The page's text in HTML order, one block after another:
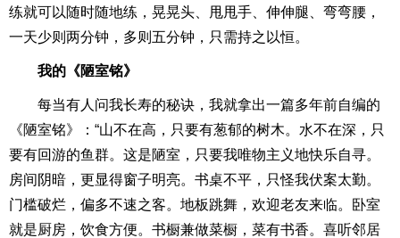
练就可以随时随地练，晃晃头、甩甩手、伸伸腿、弯弯腰，
一天少则两分钟，多则五分钟，只需持之以恒。
我的《陋室铭》
每当有人问我长寿的秘诀，我就拿出一篇多年前自编的
《陋室铭》：“山不在高，只要有葱郁的树木。水不在深，只
要有回游的鱼群。这是陋室，只要我唯物主义地快乐自寻。
房间阴暗，更显得窗子明亮。书桌不平，只怪我伏案太勤。
门槛破烂，偏多不速之客。地板跳舞，欢迎老友来临。卧室
就是厨房，饮食方便。书橱兼做菜橱，菜有书香。喜听邻居